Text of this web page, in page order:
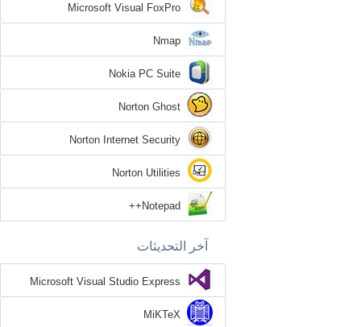
Microsoft Visual FoxPro
Nmap
Nokia PC Suite
Norton Ghost
Norton Internet Security
Norton Utilities
Notepad++
آخر التحديثات
Microsoft Visual Studio Express
MiKTeX